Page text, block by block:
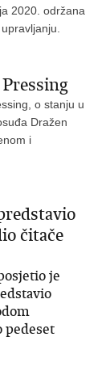
2020. održana
o stanju u
Dražen
i
čitače
je
pedeset